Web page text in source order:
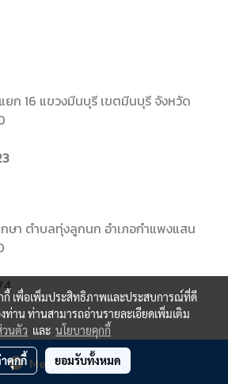
Message Us
ยก 16 แขวงมีนบุรี เขตมีนบุรี จังหวัด
ษา ตำบลทุ่งลูกนก อำเภอกำแพงแสน
by adminfoxformulate
กี้ เพื่อเพิ่มประสิทธิภาพและประสบการณ์ที่ดี
ท่าน ท่านสามารถอ่านรายละเอียดเพิ่มเติม
นตัว และ นโยบายคุกกี้
คุกกี้ ยอมรับทั้งหมด